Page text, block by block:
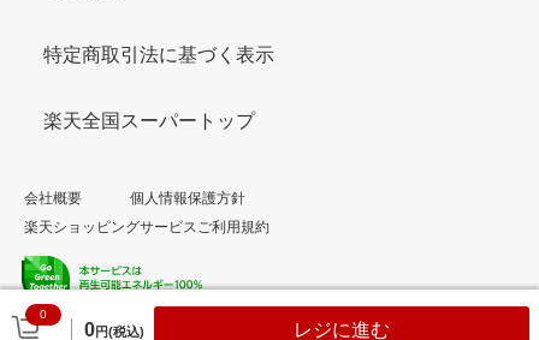
0
0円(税込) レジに進む
特定商取引法に基づく表示
楽天全国スーパートップ
会社概要
個人情報保護方針
楽天ショッピングサービスご利用規約
© Rakuten Group, Inc.